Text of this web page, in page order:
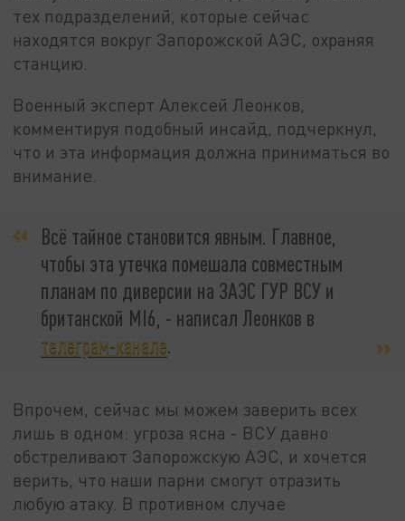
тех подразделений, которые сейчас
находятся вокруг Запорожской АЭС, охраняя
станцию.
Военный эксперт Алексей Леонков,
комментируя подобный инсайд, подчеркнул,
что и эта информация должна приниматься во
внимание.
Всё тайное становится явным. Главное,
чтобы эта утечка помешала совместным
планам по диверсии на ЗАЭС ГУР ВСУ и
британской MI6, - написал Леонков в
телеграм-канале.
Впрочем, сейчас мы можем заверить всех
лишь в одном: угроза ясна - ВСУ давно
обстреливают Запорожскую АЭС, и хочется
верить, что наши парни смогут отразить
любую атаку. В противном случае